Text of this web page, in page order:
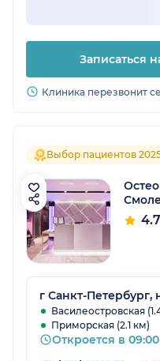
Записаться
Клиника перезвонит
Выбор пациентов
4.7
г Санкт-Петербург,
Василеостровская
Приморская (2.1 км)
Откроется в 09:00